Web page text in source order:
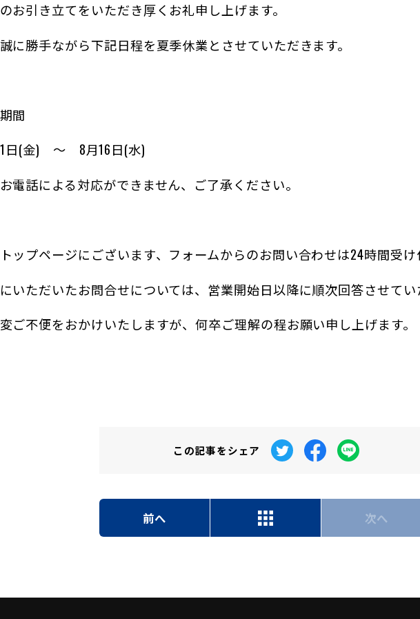
お引き立てをいただき厚くお礼申し上げます。
に勝手ながら下記日程を夏季休業とさせていただきます。
間
日(金) ～ 8月16日(水)
電話による対応ができません、ご了承ください。
ップページにございます、フォームからのお問い合わせは24時間受
いただいたお問合せについては、営業開始日以降に順次回答させて
ご不便をおかけいたしますが、何卒ご理解の程お願い申し上げます。
この記事をシェア
前へ 次へ